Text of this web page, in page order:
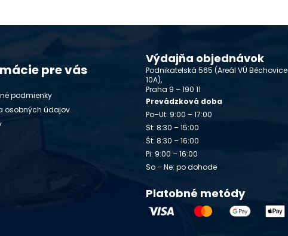
pre vás
podmienky
osobných údajov
Výdajňa objednávok
Podnikatelská 565 (Areál VÚ Běchovice
10A),
Praha 9 – 190 11
Prevádzková doba
Po–Ut: 9:00 – 17:00
St: 8:30 – 15:00
Št: 8:30 – 16:00
Pi: 9:00 – 16:00
So – Ne: po dohode
Platobné metódy